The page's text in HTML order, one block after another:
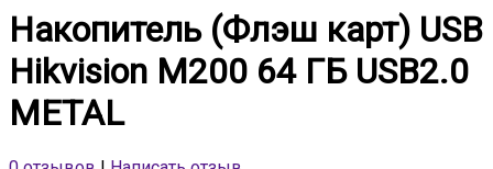
Накопитель (Флэш карт) USB
Hikvision M200 64 ГБ USB2.0
METAL